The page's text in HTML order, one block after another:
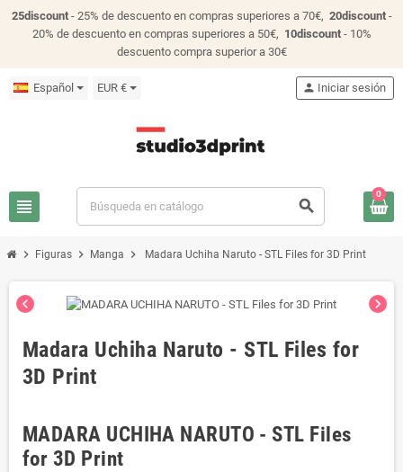
25discount- 25% de descuento en compras superiores a 70€, 20discount-
20% de descuento en compras superiores a 50€, 10discount- 10%
descuento compra superior a 30€
Español EUR €
view_headline search
person Iniciar sesión
0
chevron_right Figuras chevron_right Manga chevron_right Madara Uchiha Naruto - STL Files for 3D Print
chevron_left chevron_right
Madara Uchiha Naruto - STL Files for
3D Print
MADARA UCHIHA NARUTO - STL Files
for 3D Print